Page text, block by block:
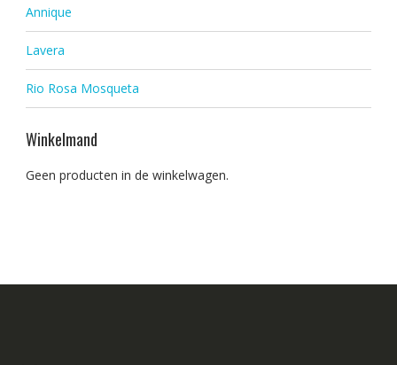
Annique
Lavera
Rio Rosa Mosqueta
Winkelmand
Geen producten in de winkelwagen.